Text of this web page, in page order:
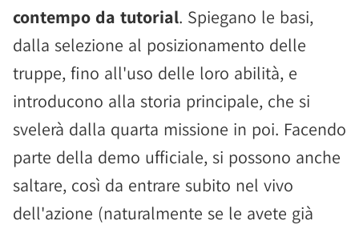
contempo da tutorial. Spiegano le basi,
dalla selezione al posizionamento delle
truppe, fino all'uso delle loro abilità, e
introducono alla storia principale, che si
svelerà dalla quarta missione in poi. Facendo
parte della demo ufficiale, si possono anche
saltare, così da entrare subito nel vivo
dell'azione (naturalmente se le avete già